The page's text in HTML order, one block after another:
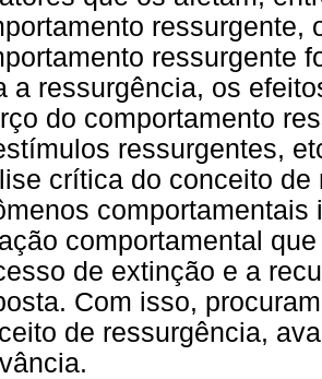
ressurgente,
ressurgente
a ressurgência, os
do comportamento
ressurgentes,
crítica do conceito
comportamental
de extinção e a
Com isso,
de ressurgência,